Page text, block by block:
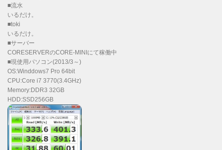
■流水
いるだけ。
■toki
いるだけ。
■サーバー
CORESERVERのCORE-MINIにて稼働中
■現使用パソコン(2013/3～)
OS:Winddows7 Pro 64bit
CPU:Core i7 3770(3.4GHz)
Memory:DDR3 32GB
HDD:SSD256GB